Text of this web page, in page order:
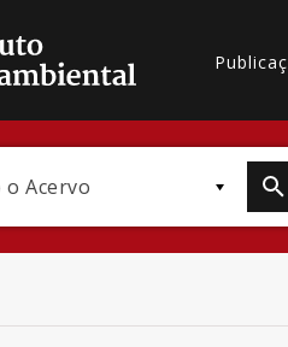
o Acervo